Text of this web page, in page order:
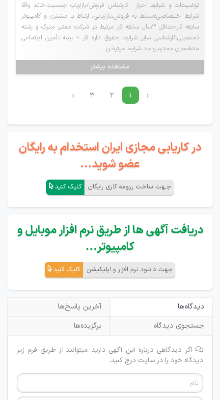
توضیحات و شرایط احراز کارشناس فروش/بازاریاب جنسیت:خانم وآقا
شرایط اختصاصی:مسلط به فروش،بازاریابی، ارتباط با مشتری و کامپیوتر
سابقه کار:حداقل 3سال سابقه کار مرتبط در شرکت معتبر مدرک و رشته
تحصیلی:کارشناسی سایر شرایط: حقوق اداره کار + بیمه تأمین اجتماعی
متقاضیان محترم واجد شرایط میتوانن...
مشاهده بیشتر
‹ ۱ ۲ ۳ ›
در کاریابی مجازی ایران استخدام به رایگان
عضو شوید...
جـهت ساخت رزومه کاری رایگان کلیک کنید
دریافت آگهی ها از طریق نرم افزار موبایل و
کامپیوتر...
جهت دانلود نرم افزار و اپلیکیشن کلیک کنید
دیدگاه‌ها
آخرین پاسخ‌ها
جستجوی دیدگاه
برگزیده‌ها
اگر دیدگاهی درباره این آگهی دارید میتوانید از طریق فرم زیر
دیدگاه خود را در سایت درج کنید.